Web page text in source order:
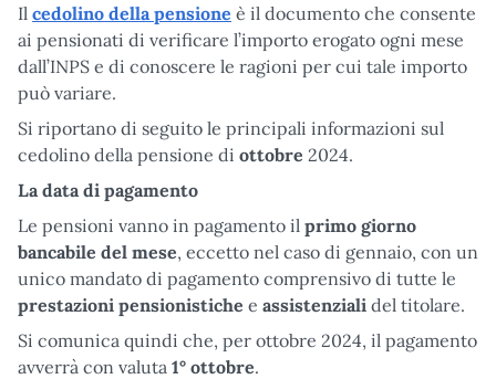
Il cedolino della pensione è il documento che consente
ai pensionati di verificare l’importo erogato ogni mese
dall’INPS e di conoscere le ragioni per cui tale importo
può variare.
Si riportano di seguito le principali informazioni sul
cedolino della pensione di ottobre 2024.
La data di pagamento
Le pensioni vanno in pagamento il primo giorno
bancabile del mese, eccetto nel caso di gennaio, con un
unico mandato di pagamento comprensivo di tutte le
prestazioni pensionistiche e assistenziali del titolare.
Si comunica quindi che, per ottobre 2024, il pagamento
avverrà con valuta 1° ottobre.